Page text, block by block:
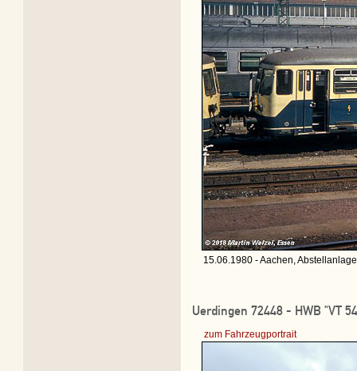
15.06.1980 - Aachen,
Uerdingen 72448 - HWB "VT
zum Fahrzeugportrait